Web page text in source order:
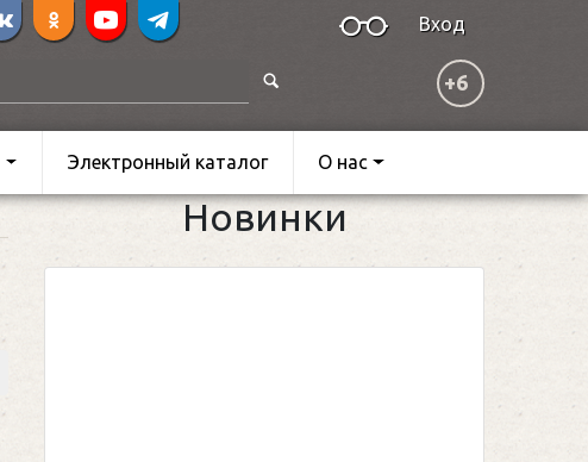
Вход
+6
Электронный каталог О нас
Новинки